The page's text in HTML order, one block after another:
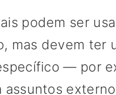
podem ser
mas devem ter
— por
assuntos